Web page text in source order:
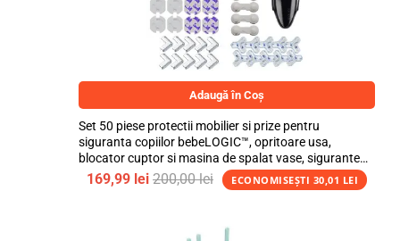
Adaugă în Coș
Set 50 piese protectii mobilier si prize pentru
siguranta copiilor bebeLOGIC™, opritoare usa,
blocator cuptor si masina de spalat vase, sigurante
flexibile si fixe, protectii prize si colturi
169,99 lei 200,00lei ECONOMISEȘTI 30,01 LEI